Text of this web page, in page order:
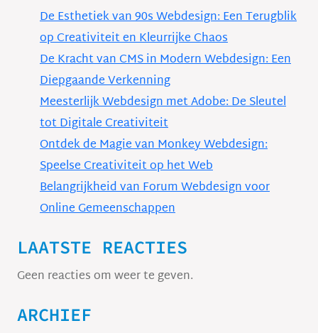
De Esthetiek van 90s Webdesign: Een Terugblik
op Creativiteit en Kleurrijke Chaos
De Kracht van CMS in Modern Webdesign: Een
Diepgaande Verkenning
Meesterlijk Webdesign met Adobe: De Sleutel
tot Digitale Creativiteit
Ontdek de Magie van Monkey Webdesign:
Speelse Creativiteit op het Web
Belangrijkheid van Forum Webdesign voor
Online Gemeenschappen
LAATSTE REACTIES
Geen reacties om weer te geven.
ARCHIEF